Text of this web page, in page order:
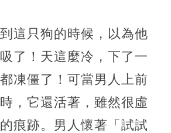
這只狗的時候，以為他
了！天這麼冷，下了一
凍僵了！可當男人上前
，它還活著，雖然很虛
痕跡。男人懷著「試試